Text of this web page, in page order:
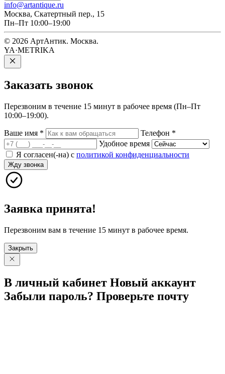
info@artantique.ru
Москва, Скатертный пер., 15
Пн–Пт 10:00–19:00
© 2026 АртАнтик. Москва.
YA·METRIKA
Заказать звонок
Перезвоним в течение 15 минут в рабочее время (Пн–Пт
10:00–19:00).
Ваше имя * Телефон *
Удобное время
Я согласен(-на) с политикой конфиденциальности
Жду звонка
Заявка принята!
Перезвоним вам в течение 15 минут в рабочее время.
Закрыть
В личный кабинет Новый аккаунт
Забыли пароль? Проверьте почту